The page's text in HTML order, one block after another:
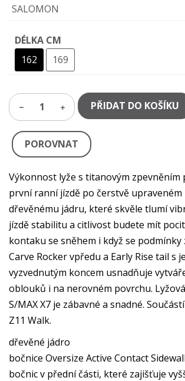
SALOMON
DÉLKA CM
162
169
1 PŘIDAT DO KOŠÍKU
POROVNAT
Výkonnost lyže s titanovým zpevněním
první ranní jízdě po čerstvě upraveném
dřevěnému jádru, které skvěle tlumí
jízdě stabilitu a citlivost budete mít
kontaku se sněhem i když se podmínky
Carve Rocker vpředu a Early Rise tail s
vyzvednutým koncem usnadňuje
oblouků i na nerovném povrchu.
S/MAX X7 je zábavné a snadné.
Z11 Walk.
dřevěné jádro
bočnice Oversize Active Contact
bočnic v přední části, které zajišťuje